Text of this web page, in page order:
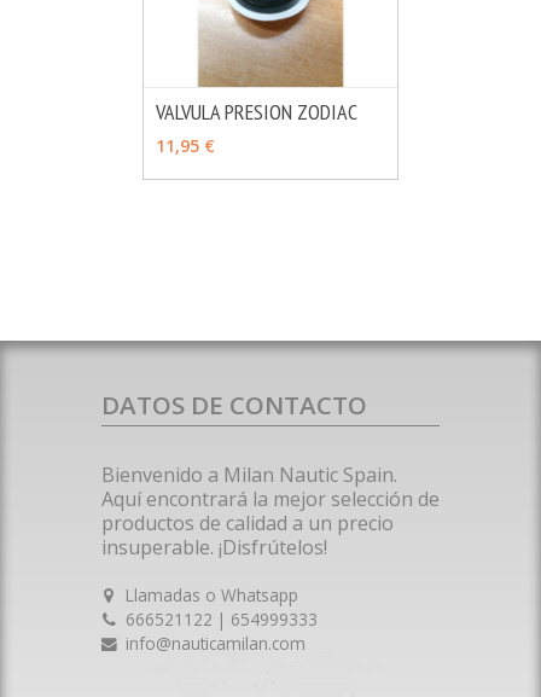
VALVULA PRESION ZODIAC
11,95 €
DATOS DE CONTACTO
Bienvenido a Milan Nautic Spain.
Aquí encontrará la mejor selección de
productos de calidad a un precio
insuperable. ¡Disfrútelos!
Llamadas o Whatsapp
666521122 | 654999333
info@nauticamilan.com